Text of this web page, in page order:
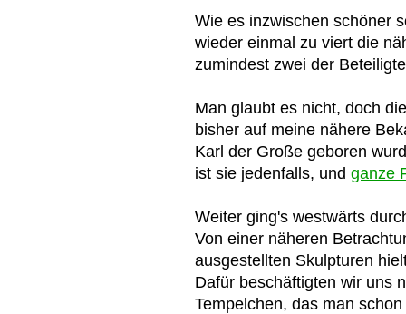
Wie es inzwischen schöner
wieder einmal zu viert die
zumindest zwei der
Man glaubt es nicht, doch
bisher auf meine nähere
Karl der Große geboren
ist sie jedenfalls, und ganze
Weiter ging's westwärts
Von einer näheren
ausgestellten Skulpturen
Dafür beschäftigten wir uns
Tempelchen, das man